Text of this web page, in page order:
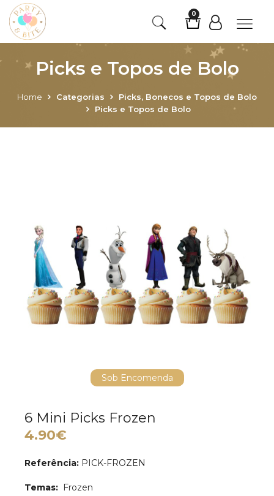
0
Picks e Topos de Bolo
Home Categorias
Picks, Bonecos e Topos de Bolo
Picks e Topos de Bolo
Sob Encomenda
6 Mini Picks Frozen
4.90€
Referência: PICK-FROZEN
Temas: Frozen